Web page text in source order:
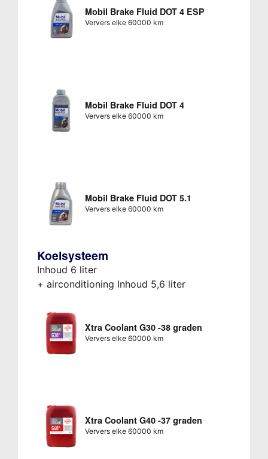
Mobil Brake Fluid DOT 4 ESP
Ververs elke 60000 km
Mobil Brake Fluid DOT 4
Ververs elke 60000 km
Mobil Brake Fluid DOT 5.1
Ververs elke 60000 km
Koelsysteem
Inhoud 6 liter
+ airconditioning Inhoud 5,6 liter
Xtra Coolant G30 -38 graden
Ververs elke 60000 km
Xtra Coolant G40 -37 graden
Ververs elke 60000 km